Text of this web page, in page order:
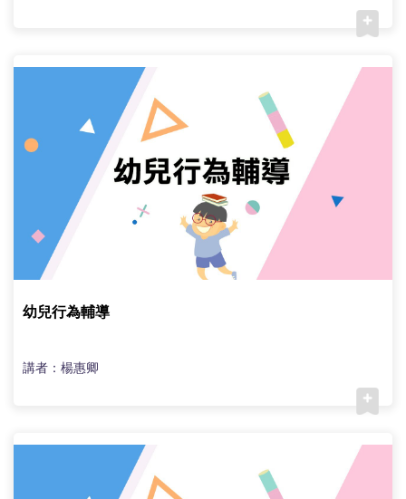
幼兒行為輔導
講者：楊惠卿